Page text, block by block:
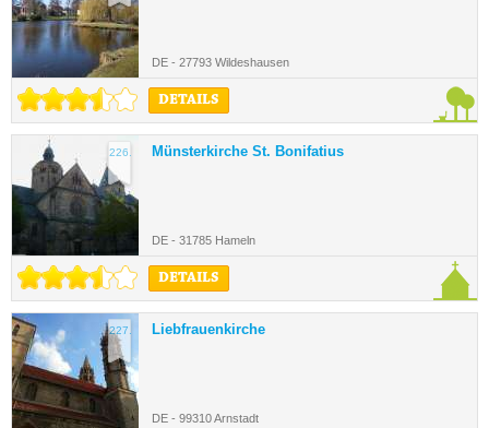
DE - 27793 Wildeshausen
DETAILS
226. Münsterkirche St. Bonifatius
DE - 31785 Hameln
DETAILS
227. Liebfrauenkirche
DE - 99310 Arnstadt